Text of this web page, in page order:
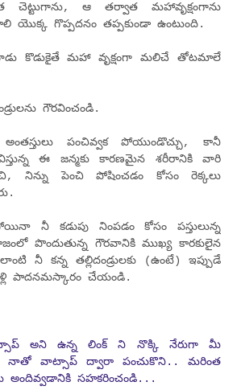
చెట్టుగాను, ఆ తర్వాత మహావృక్షంగాను
గొప్పదనం తప్పకుండా ఉంటుంది.
కొడుకైతే మహా వృక్షంగా మలిచే తోటమాలే
గౌరవించండి.
పంచివ్వక పోయుండొచ్చు, కానీ
ఈ జన్మకు కారణమైన శరీరానికి వారి
నిన్ను పెంచి పోషించడం కోసం రెక్కలు
నీ కడుపు నింపడం కోసం పస్తులున్న
పొందుతున్న గౌరవానికి ముఖ్య కారకులైన
నీ కన్న తల్లిదండ్రులకు (ఉంటే) ఇప్పుడే
పాదనమస్కారం చేయండి.
అని ఉన్న లింక్ ని నొక్కి నేరుగా మీ
నాతో వాట్సాప్ ద్వారా పంచుకొని.. మరింత
సహకరించండి...